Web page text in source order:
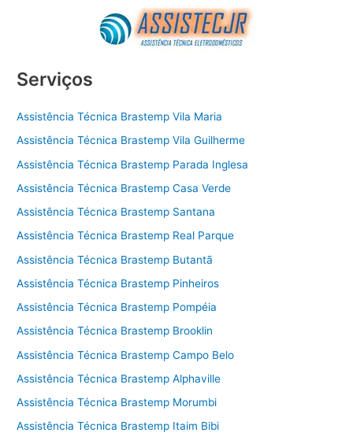
Serviços
Assistência Técnica Brastemp Vila Maria
Assistência Técnica Brastemp Vila Guilherme
Assistência Técnica Brastemp Parada Inglesa
Assistência Técnica Brastemp Casa Verde
Assistência Técnica Brastemp Santana
Assistência Técnica Brastemp Real Parque
Assistência Técnica Brastemp Butantã
Assistência Técnica Brastemp Pinheiros
Assistência Técnica Brastemp Pompéia
Assistência Técnica Brastemp Brooklin
Assistência Técnica Brastemp Campo Belo
Assistência Técnica Brastemp Alphaville
Assistência Técnica Brastemp Morumbi
Assistência Técnica Brastemp Itaim Bibi